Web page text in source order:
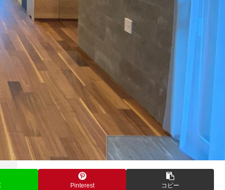
Pinterest コピー
千歳市 N.O様
恵庭市 T.K様